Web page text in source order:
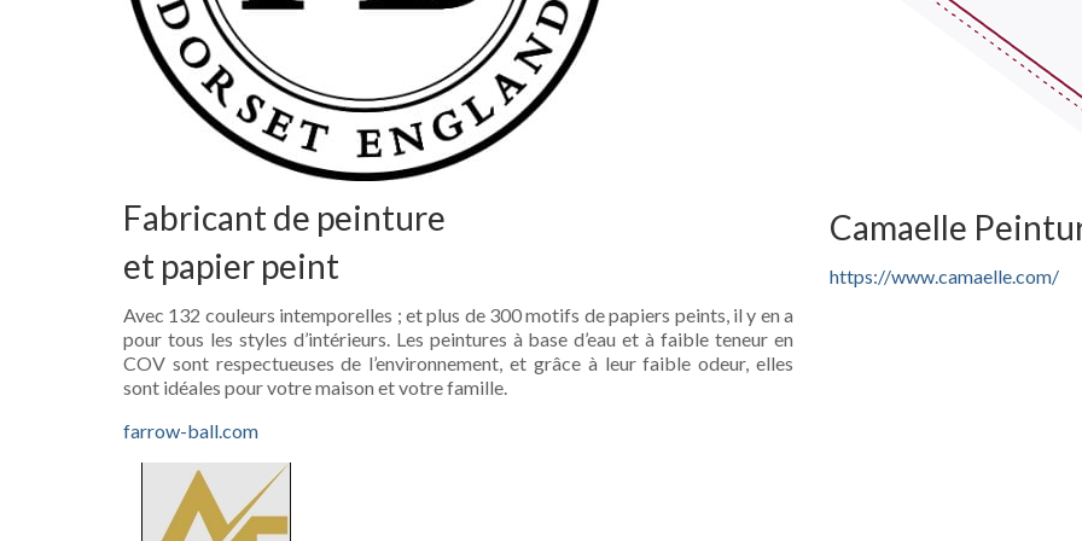
Fabricant de peinture
et papier peint
Avec 132 couleurs intemporelles ; et plus de 300 motifs de papiers peints, il y en a
pour tous les styles d’intérieurs. Les peintures à base d’eau et à faible teneur en
COV sont respectueuses de l’environnement, et grâce à leur faible odeur, elles
sont idéales pour votre maison et votre famille.
farrow-ball.com
Camaelle
https://www.camaelle.com/